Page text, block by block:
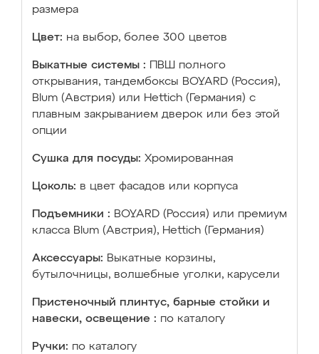
размера
Цвет: на выбор, более 300 цветов
Выкатные системы :
ПВШ полного
открывания, тандембоксы BOYARD (Россия),
Blum (Австрия) или Hettich (Германия) с
плавным закрыванием дверок или без этой
опции
Сушка для посуды: Хромированная
Цоколь: в цвет фасадов или корпуса
Подъемники : BOYARD (Россия) или премиум
класса Blum (Австрия), Hettich (Германия)
Аксессуары: Выкатные корзины,
бутылочницы, волшебные уголки, карусели
Пристеночный плинтус, барные стойки и
навески, освещение : по каталогу
Ручки: по каталогу